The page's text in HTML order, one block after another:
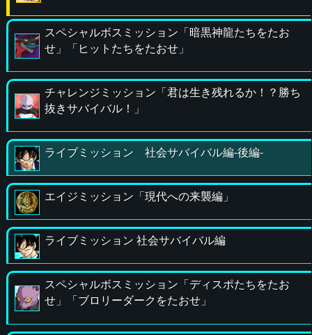
スペシャルボスミッション「暗黒神龍たちをたお
せ」「ヒットたちをたおせ」
チャレンジミッション「君は生き残れるか！？勝ち
抜きサバイバル！」
ライブミッション 社会サバイバル編-後編-
エイジミッション「現代への来襲編」
ライブミッション 社会サバイバル編
スペシャルボスミッション「ディスポたちをたお
せ」「ブロリーダークをたおせ」